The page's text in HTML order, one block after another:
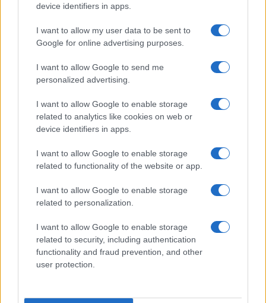
device identifiers in apps.
I want to allow my user data to be sent to
Google for online advertising purposes.
I want to allow Google to send me
personalized advertising.
I want to allow Google to enable storage
related to analytics like cookies on web or
device identifiers in apps.
I want to allow Google to enable storage
related to functionality of the website or app.
I want to allow Google to enable storage
related to personalization.
I want to allow Google to enable storage
related to security, including authentication
functionality and fraud prevention, and other
user protection.
A Zsolnay-negyed M21 Galériájában ötven ország neves
tervezőgrafikusainak ötszáz plakátjából, öt külföldi és öt hazai
művészeti egyetem hallgatóinak interaktív plakátjaiból, és
Czakó Zsolt grafikusművész-designer televíziós főcímeiből nyílik
Nemes Csaba festőművész munkáiból nyílik kiállítás
a pécsi kulturális negyedben
2021.10.15
Helyi hírek